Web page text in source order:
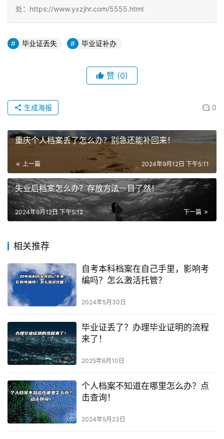
处：https://www.yxzjhr.com/5555.html
毕业证丢失 毕业证补办
赞 (0)
0
生成海报
重庆个人档案丢了怎么办？别急还能补回来！
上一篇 2024年9月12日 下午5:11
失业后档案怎么办？存放方法一目了然！
下一篇
2024年9月12日 下午5:12
相关推荐
自考本科档案在自己手里，影响考
编吗？怎么激活托管？
2024年5月30日
毕业证丢了？办理毕业证明的流程
来了！
2025年6月10日
个人档案不知道在哪里怎么办？点
击查询！
2024年5月23日